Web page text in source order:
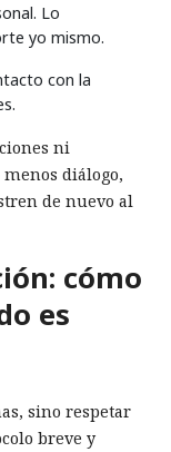
Lo
yo mismo.
con la
ni
diálogo,
de nuevo al
cómo
es
sino respetar
breve y